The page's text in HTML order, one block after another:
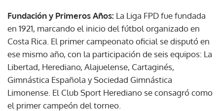
Fundación y Primeros Años: La Liga FPD fue fundada
en 1921, marcando el inicio del fútbol organizado en
Costa Rica. El primer campeonato oficial se disputó en
ese mismo año, con la participación de seis equipos: La
Libertad, Herediano, Alajuelense, Cartaginés,
Gimnástica Española y Sociedad Gimnástica
Limonense. El Club Sport Herediano se consagró como
el primer campeón del torneo.